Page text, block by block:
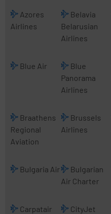
Azores
Airlines
Belavia
Belarusian
Airlines
Blue Air
Blue
Panorama
Airlines
Braathens
Regional
Aviation
Brussels
Airlines
Bulgaria Air
Bulgarian
Air Charter
Carpatair CityJet